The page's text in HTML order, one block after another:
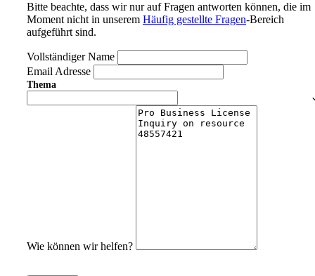
Bitte beachte, dass wir nur auf Fragen antworten können, die im
Moment nicht in unserem Häufig gestellte Fragen-Bereich
aufgeführt sind.
Vollständiger Name
Email Adresse
Thema
Wie können wir helfen?